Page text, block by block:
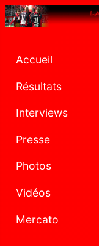
Accueil
Résultats
Interviews
Presse
Photos
Vidéos
Mercato